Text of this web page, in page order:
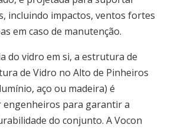
incluindo impactos, ventos fortes
em caso de manutenção.
do vidro em si, a estrutura de
de Vidro no Alto de Pinheiros
aço ou madeira) é
engenheiros para garantir a
do conjunto. A Vocon